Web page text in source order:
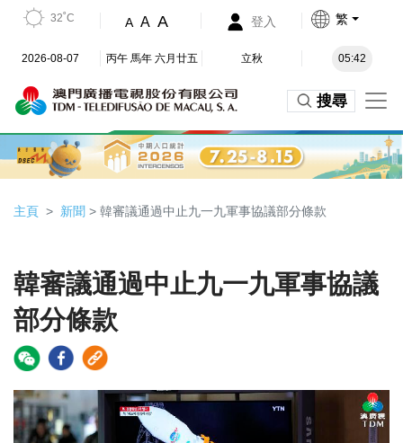
32˚C A A A 登入 繁
2026-08-07 丙午 馬年 六月廿五 立秋 05:42
搜尋
主頁 新聞 > 韓審議通過中止九一九軍事協議部分條款
韓審議通過中止九一九軍事協議
部分條款